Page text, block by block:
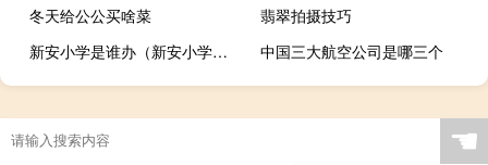
冬天给公公买啥菜
翡翠拍摄技巧
新安小学是谁办（新安小学是谁创办人）
中国三大航空公司是哪三个
☚